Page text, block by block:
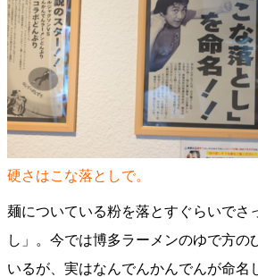
硬さはこな落としで。
麺についている粉を落とすぐらいでさ
し」。今では博多ラーメンのゆで方の
いるが、実はなんでんかんでんが命名